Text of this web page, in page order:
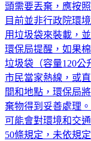
頭需要丟棄，應按
目前並非行政院環
用垃圾袋來裝載，
環保局提醒，如果
垃圾袋（容量120公
市民當家熱線，或
間和地點，環保局
棄物得到妥善處理
可能會對環境和交
50條規定，未依規